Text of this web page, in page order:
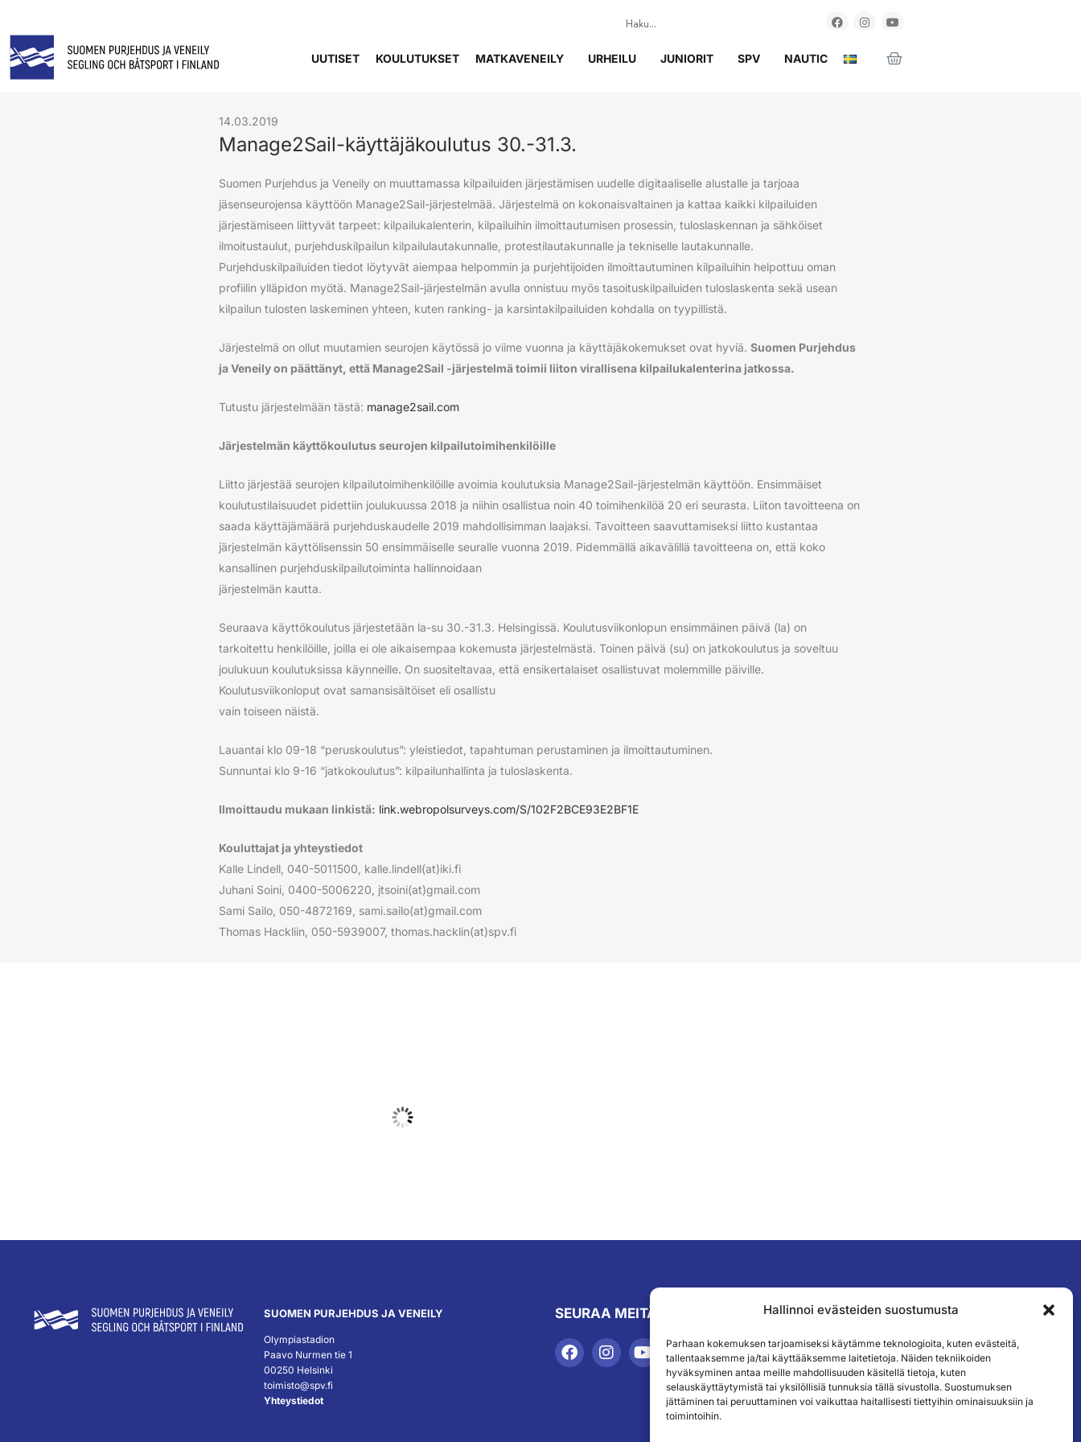
Hallinnoi evästeiden suostumusta
Parhaan kokemuksen tarjoamiseksi käytämme teknologioita, kuten evästeitä,
tallentaaksemme ja/tai käyttääksemme laitetietoja. Näiden tekniikoiden
hyväksyminen antaa meille mahdollisuuden käsitellä tietoja, kuten
selauskäyttäytymistä tai yksilöllisiä tunnuksia tällä sivustolla. Suostumuksen
jättäminen tai peruuttaminen voi vaikuttaa haitallisesti tiettyihin ominaisuuksiin ja
toimintoihin.
UUTISET KOULUTUKSET MATKAVENEILY URHEILU JUNIORIT SPV NAUTIC
14.03.2019
Manage2Sail-käyttäjäkoulutus 30.-31.3.
Suomen Purjehdus ja Veneily on muuttamassa kilpailuiden järjestämisen uudelle digitaaliselle alustalle ja tarjoaa
jäsenseurojensa käyttöön Manage2Sail-järjestelmää. Järjestelmä on kokonaisvaltainen ja kattaa kaikki kilpailuiden
järjestämiseen liittyvät tarpeet: kilpailukalenterin, kilpailuihin ilmoittautumisen prosessin, tuloslaskennan ja sähköiset
ilmoitustaulut, purjehduskilpailun kilpailulautakunnalle, protestilautakunnalle ja tekniselle lautakunnalle.
Purjehduskilpailuiden tiedot löytyvät aiempaa helpommin ja purjehtijoiden ilmoittautuminen kilpailuihin helpottuu oman
profiilin ylläpidon myötä. Manage2Sail-järjestelmän avulla onnistuu myös tasoituskilpailuiden tuloslaskenta sekä usean
kilpailun tulosten laskeminen yhteen, kuten ranking- ja karsintakilpailuiden kohdalla on tyypillistä.
Järjestelmä on ollut muutamien seurojen käytössä jo viime vuonna ja käyttäjäkokemukset ovat hyviä. Suomen Purjehdus
ja Veneily on päättänyt, että Manage2Sail -järjestelmä toimii liiton virallisena kilpailukalenterina jatkossa.
Tutustu järjestelmään tästä: manage2sail.com
Järjestelmän käyttökoulutus seurojen kilpailutoimihenkilöille
Liitto järjestää seurojen kilpailutoimihenkilöille avoimia koulutuksia Manage2Sail-järjestelmän käyttöön. Ensimmäiset
koulutustilaisuudet pidettiin joulukuussa 2018 ja niihin osallistua noin 40 toimihenkilöä 20 eri seurasta. Liiton tavoitteena on
saada käyttäjämäärä purjehduskaudelle 2019 mahdollisimman laajaksi. Tavoitteen saavuttamiseksi liitto kustantaa
järjestelmän käyttölisenssin 50 ensimmäiselle seuralle vuonna 2019. Pidemmällä aikavälillä tavoitteena on, että koko
kansallinen purjehduskilpailutoiminta hallinnoidaan
järjestelmän kautta.
Seuraava käyttökoulutus järjestetään la-su 30.-31.3. Helsingissä. Koulutusviikonlopun ensimmäinen päivä (la) on
tarkoitettu henkilöille, joilla ei ole aikaisempaa kokemusta järjestelmästä. Toinen päivä (su) on jatkokoulutus ja soveltuu
joulukuun koulutuksissa käynneille. On suositeltavaa, että ensikertalaiset osallistuvat molemmille päiville.
Koulutusviikonloput ovat samansisältöiset eli osallistu
vain toiseen näistä.
Lauantai klo 09-18 “peruskoulutus”: yleistiedot, tapahtuman perustaminen ja ilmoittautuminen.
Sunnuntai klo 9-16 “jatkokoulutus”: kilpailunhallinta ja tuloslaskenta.
Ilmoittaudu mukaan linkistä: link.webropolsurveys.com/S/102F2BCE93E2BF1E
Kouluttajat ja yhteystiedot
Kalle Lindell, 040-5011500, kalle.lindell(at)iki.fi
Juhani Soini, 0400-5006220, jtsoini(at)gmail.com
Sami Sailo, 050-4872169, sami.sailo(at)gmail.com
Thomas Hackliin, 050-5939007, thomas.hacklin(at)spv.fi
SUOMEN PURJEHDUS JA VENEILY
Olympiastadion
Paavo Nurmen tie 1
00250 Helsinki
toimisto@spv.fi
Yhteystiedot
SEURAA MEITÄ TILAA UUTISKIRJEEMME